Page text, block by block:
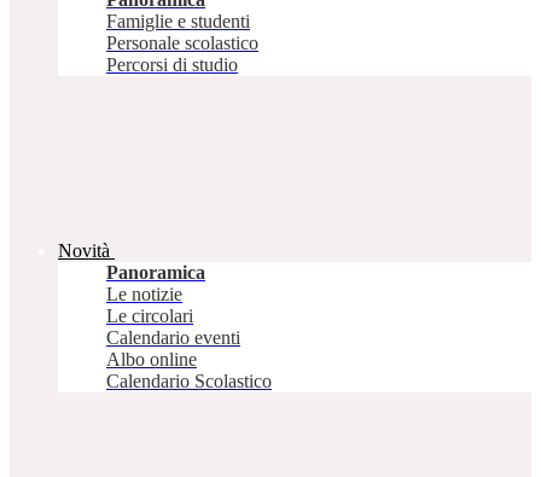
Famiglie e studenti
Personale scolastico
Percorsi di studio
Novità
Panoramica
Le notizie
Le circolari
Calendario eventi
Albo online
Calendario Scolastico